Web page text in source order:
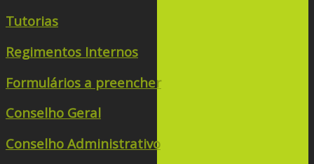
Tutorias
Regimentos Internos
Formulários a preencher
Conselho Geral
Conselho Administrativo